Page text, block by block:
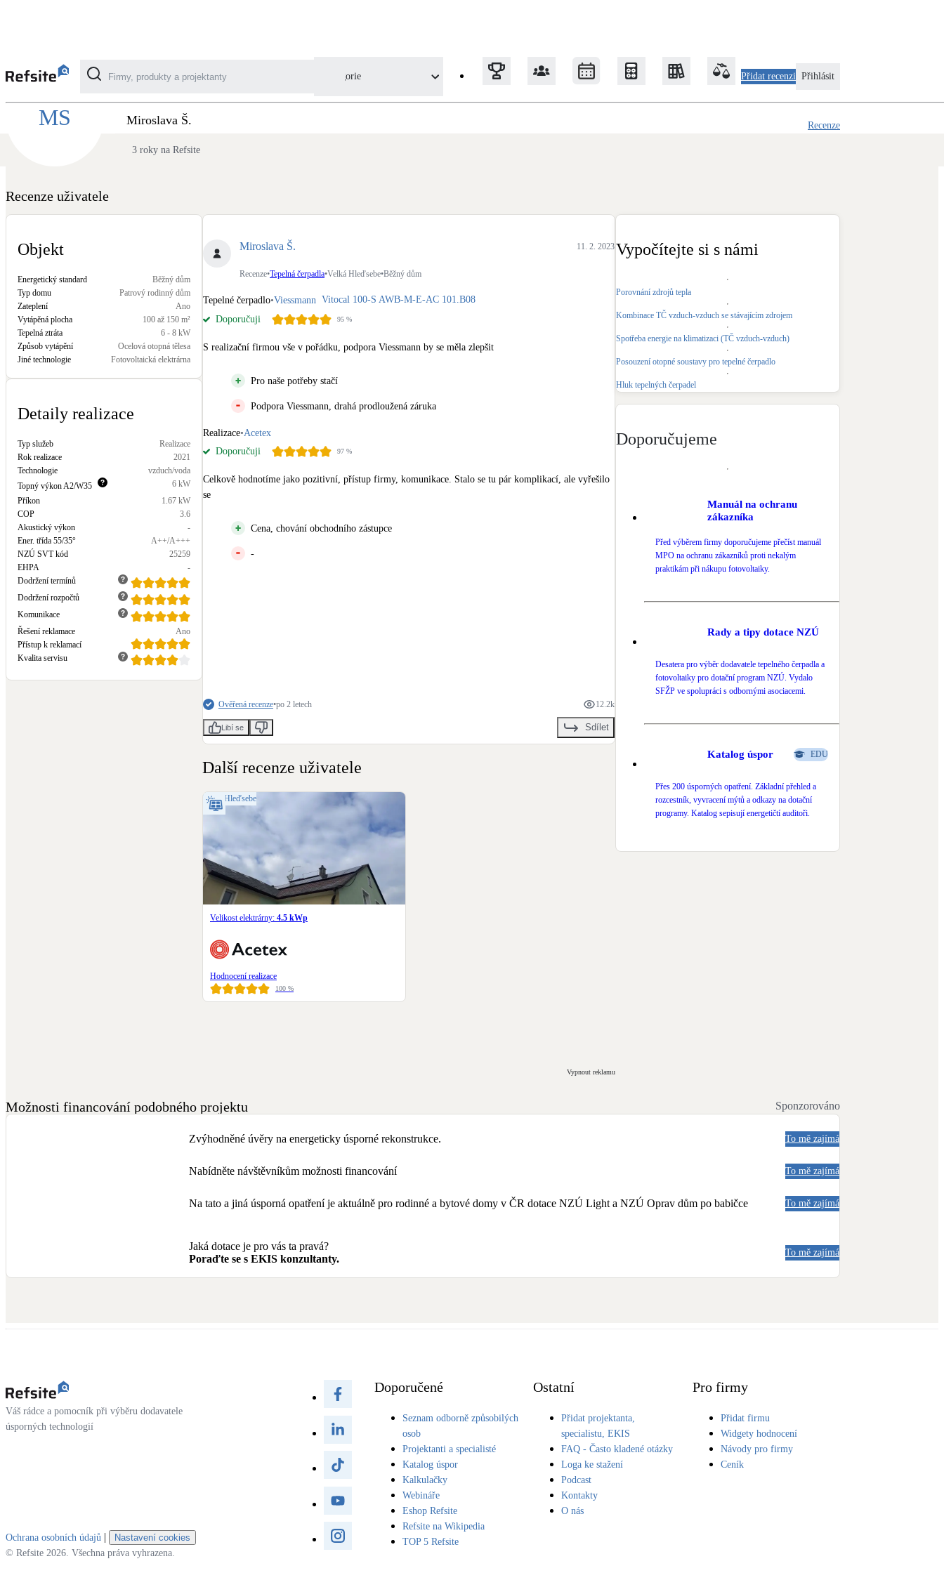
Kategorie Přidat recenzi Přihlásit
Kategorie
Dotační, energetické služby
Solární termický systém Klimatizace
Teplovzdušné vytápění
Okna / dveře
Balkonové sestavy
Hlavní zdroje vytápění
Stínicí technika
Doplňkové zdroje vytápění
Zelená střecha
Vegetační střechy
Větrné elektrárny NEW
Malé i velké turbíny
MŠ
Recenze Acetex - Tepelná čerpadla z pohledu uživatele
Miroslava Š. Recenze
3 roky na Refsite
Recenze uživatele
Objekt
Energetický standard
Běžný dům
Typ domu
Patrový rodinný dům
Zateplení
Ano
Vytápěná plocha
100 až 150 m²
Tepelná ztráta
6 - 8 kW
Způsob vytápění
Ocelová otopná tělesa
Jiné technologie
Fotovoltaická elektrárna
Detaily realizace
Typ služeb
Realizace
Rok realizace
2021
Technologie
vzduch/voda
Topný výkon A2/W35 6 kW
Příkon
1.67 kW
COP
3.6
Akustický výkon
-
Ener. třída 55/35°
A++/A+++
NZÚ SVT kód
25259
EHPA
-
Dodržení termínů
Dodržení rozpočtů
Komunikace
Řešení reklamace
Ano
Přístup k reklamací
Kvalita servisu
Miroslava Š. 11. 2. 2023
Recenze•Tepelná čerpadla•Velká Hleďsebe•Běžný dům
Tepelné čerpadlo•Viessmann Vitocal 100-S AWB-M-E-AC 101.B08
Doporučuji
95 %
S realizační firmou vše v pořádku, podpora Viessmann by se měla zlepšit
Pro naše potřeby stačí
Podpora Viessmann, drahá prodloužená záruka
Realizace•Acetex
Doporučuji
97 %
Celkově hodnotíme jako pozitivní, přístup firmy, komunikace. Stalo se tu pár komplikací, ale vyřešilo
se
Cena, chování obchodního zástupce
-
Ověřená recenze•po 2 letech 12.2k
Libí se Sdílet
Další recenze uživatele
Běžný dům
Velká Hleďsebe
Velikost elektrárny: 4.5 kWp
Hodnocení realizace
100 %
Vypnout reklamu
Vypočítejte si s námi
Porovnání zdrojů tepla
Kombinace TČ vzduch-vzduch se stávajícím zdrojem
Spotřeba energie na klimatizaci (TČ vzduch-vzduch)
Posouzení otopné soustavy pro tepelné čerpadlo
Hluk tepelných čerpadel
Doporučujeme
Manuál na ochranu
zákazníka
Před výběrem firmy doporučujeme přečíst manuál
MPO na ochranu zákazníků proti nekalým
praktikám při nákupu fotovoltaiky.
Rady a tipy dotace NZÚ
Desatera pro výběr dodavatele tepelného čerpadla a
fotovoltaiky pro dotační program NZÚ. Vydalo
SFŽP ve spolupráci s odbornými asociacemi.
Katalog úspor EDU
Přes 200 úsporných opatření. Základní přehled a
rozcestník, vyvracení mýtů a odkazy na dotační
programy. Katalog sepisují energetičtí auditoři.
Možnosti financování podobného projektu Sponzorováno
Zvýhodněné úvěry na energeticky úsporné rekonstrukce. To mě zajímá
Nabídněte návštěvníkům možnosti financování To mě zajímá
Na tato a jiná úsporná opatření je aktuálně pro rodinné a bytové domy v ČR dotace NZÚ Light a NZÚ Oprav dům po babičce To mě zajímá
Jaká dotace je pro vás ta pravá?
Poraďte se s EKIS konzultanty.
To mě zajímá
Váš rádce a pomocník při výběru dodavatele
úsporných technologií
Doporučené
Seznam odborně způsobilých
osob
Projektanti a specialisté
Katalog úspor
Kalkulačky
Webináře
Eshop Refsite
Refsite na Wikipedia
TOP 5 Refsite
Ostatní
Přidat projektanta,
specialistu, EKIS
FAQ - Často kladené otázky
Loga ke stažení
Podcast
Kontakty
O nás
Pro firmy
Přidat firmu
Widgety hodnocení
Návody pro firmy
Ceník
Ochrana osobních údajů
Nastavení cookies
© Refsite 2026. Všechna práva vyhrazena.